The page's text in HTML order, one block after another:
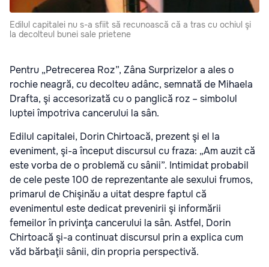
Edilul capitalei nu s-a sfiit să recunoască că a tras cu ochiul şi
la decolteul bunei sale prietene
Pentru „Petrecerea Roz”, Zâna Surprizelor a ales o
rochie neagră, cu decolteu adânc, semnată de Mihaela
Drafta, şi accesorizată cu o panglică roz – simbolul
luptei împotriva cancerului la sân.
Edilul capitalei, Dorin Chirtoacă, prezent şi el la
eveniment, şi-a început discursul cu fraza: „Am auzit că
este vorba de o problemă cu sânii”. Intimidat probabil
de cele peste 100 de reprezentante ale sexului frumos,
primarul de Chişinău a uitat despre faptul că
evenimentul este dedicat prevenirii şi informării
femeilor în privinţa cancerului la sân. Astfel, Dorin
Chirtoacă şi-a continuat discursul prin a explica cum
văd bărbaţii sânii, din propria perspectivă.